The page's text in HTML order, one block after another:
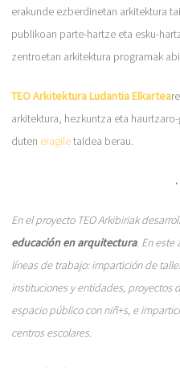
erakunde ezberdinetan arkitektura
publikoan parte-hartze eta esku-
zentroetan arkitektura programak
TEO ArkitekturaLudantia Elkartea
arkitektura, hezkuntza eta
duten eragiletaldea berau.
En el proyecto TEO Arkibiriak
educación en arquitectura. En este
líneas de trabajo: impartición de
instituciones y entidades, proyectos
espacio público con niñ+s, e
centros escolares.